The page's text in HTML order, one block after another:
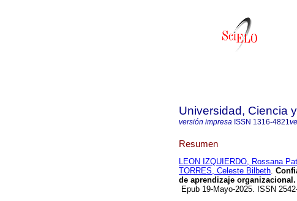
Universidad, Ciencia
versión impresa ISSN 1316-4821
Resumen
LEON IZQUIERDO, Rossana
TORRES, Celeste Bilbeth.
de aprendizaje organizacional.
Epub 19-Mayo-2025. ISSN